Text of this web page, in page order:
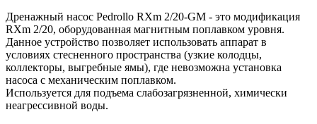
Дренажный насос Pedrollo RXm 2/20-GM - это модификация
RXm 2/20, оборудованная магнитным поплавком уровня.
Данное устройство позволяет использовать аппарат в
условиях стесненного пространства (узкие колодцы,
коллекторы, выгребные ямы), где невозможна установка
насоса с механическим поплавком.
Используется для подъема слабозагрязненной, химически
неагрессивной воды.